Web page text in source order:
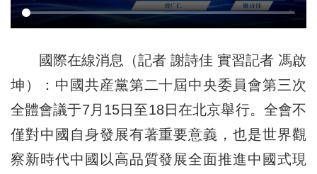
國際在線消息（記者 謝詩佳 實習記者 馮啟
坤）：中國共産黨第二十屆中央委員會第三次
全體會議于7月15日至18日在北京舉行。全會不
僅對中國自身發展有著重要意義，也是世界觀
察新時代中國以高品質發展全面推進中國式現